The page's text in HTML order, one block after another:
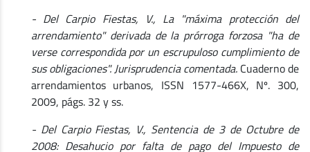
- Del Carpio Fiestas, V., La "máxima protección del
arrendamiento" derivada de la prórroga forzosa "ha de
verse correspondida por un escrupuloso cumplimiento de
sus obligaciones". Jurisprudencia comentada.Cuaderno de
arrendamientos urbanos, ISSN 1577-466X, Nº. 300,
2009, págs. 32 y ss.
- Del Carpio Fiestas, V., Sentencia de 3 de Octubre de
2008: Desahucio por falta de pago del Impuesto de